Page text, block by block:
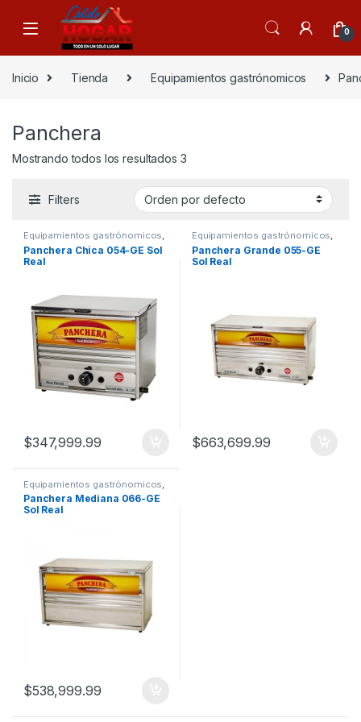
Skip to navigation
Skip to content
0
Inicio Tienda Equipamientos gastrónomicos
Panchera
Mostrando todos los resultados 3
Filters
Equipamientos gastrónomicos,
Panchera
Panchera Chica 054-GE Sol
Real
$347,999.99
Equipamientos gastrónomicos,
Panchera
Panchera Grande 055-GE
Sol Real
$663,699.99
Equipamientos gastrónomicos
Panchera
Panchera Mediana 066-GE
Sol Real
$538,999.99